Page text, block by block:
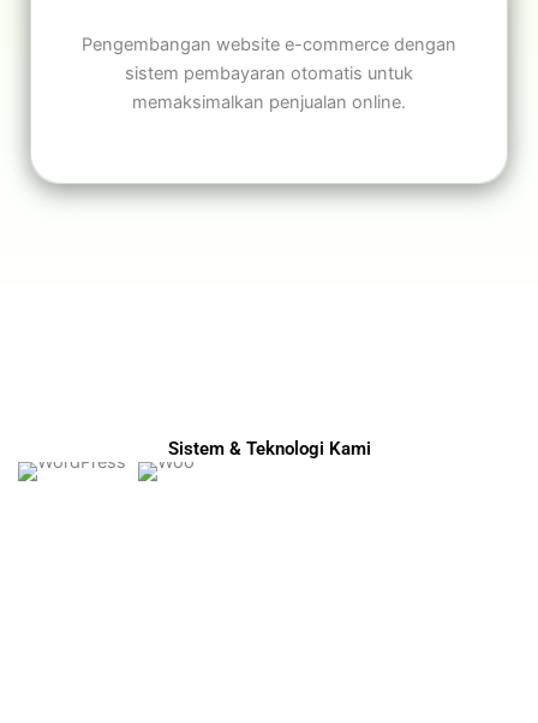
Pengembangan website e-commerce dengan
sistem pembayaran otomatis untuk
memaksimalkan penjualan online.
Sistem & Teknologi Kami